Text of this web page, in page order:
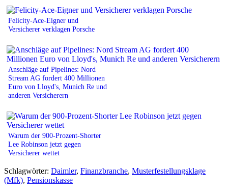
Felicity-Ace-Eigner und
Versicherer verklagen Porsche
Anschläge auf Pipelines: Nord
Stream AG fordert 400 Millionen
Euro von Lloyd's, Munich Re und
anderen Versicherern
Warum der 900-Prozent-Shorter
Lee Robinson jetzt gegen
Versicherer wettet
Schlagwörter: Daimler, Finanzbranche, Musterfestellungsklage
(Mfk), Pensionskasse